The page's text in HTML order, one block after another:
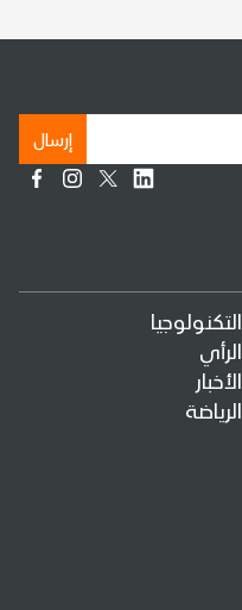
التكنولوجيا
الرأي
الأخبار
الرياضة
إرسال